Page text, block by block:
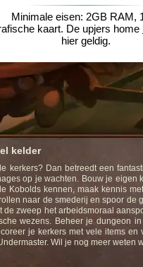
kelder
kerkers? Dan betreedt een
op je wachten. Bouw je eigen
Kobolds kennen, maak kennis
naar de smederij en spoor de
zweep het arbeidsmoraal
wezens. Beheer je dungeon
je kerkers met vele items
Wil je nog meer weten
Minimale eisen: 2GB RAM,
kaart. De upjers home
hier geldig.